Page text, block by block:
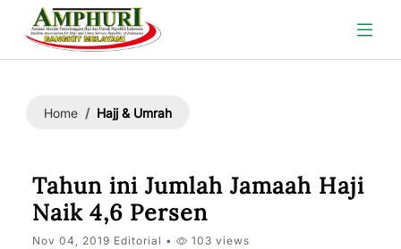
Home Hajj & Umrah
Tahun ini Jumlah Jamaah Haji
Naik 4,6 Persen
Nov 04, 2019 Editorial • 103 views